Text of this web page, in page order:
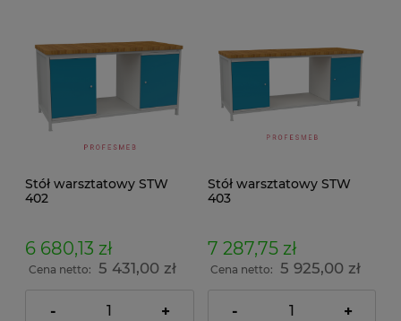
Stół warsztatowy STW
402
6 680,13 zł
Cena netto: 5 431,00 zł
- +
Stół warsztatowy STW
403
7 287,75 zł
Cena netto: 5 925,00 zł
- +